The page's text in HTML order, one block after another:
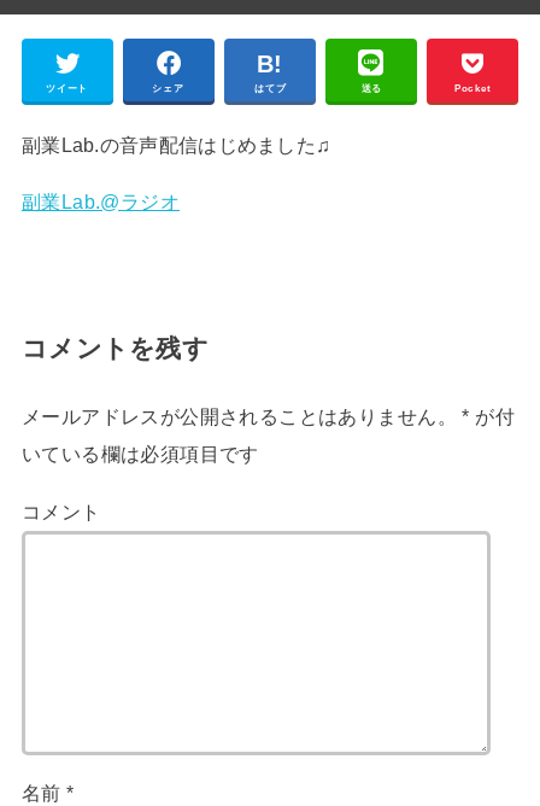
ツイート シェア はてブ 送る Pocket
副業Lab.の音声配信はじめました♫
副業Lab.@ラジオ
コメントを残す
メールアドレスが公開されることはありません。 * が付
いている欄は必須項目です
コメント
名前*